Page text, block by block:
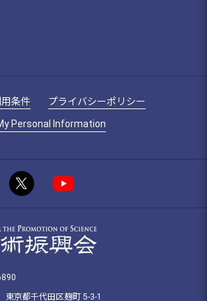
条件
プライバシーポリシー
Personal Information
京都千代田区麹町 5-3-1